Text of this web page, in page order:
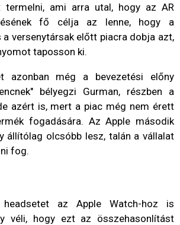
ami arra utal, hogy az AR
fő célja az lenne, hogy a
versenytársak előtt piacra dobja azt,
taposson ki.
azonban még a bevezetési előny
bélyegzi Gurman, részben a
azért is, mert a piac még nem érett
fogadására. Az Apple második
állítólag olcsóbb lesz, talán a vállalat
fog.
az Apple Watch-hoz is
véli, hogy ezt az összehasonlítást